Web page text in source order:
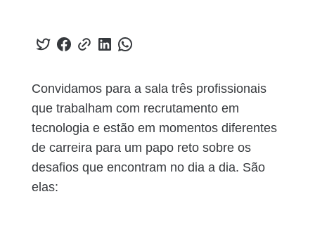
Convidamos para a sala três profissionais
que trabalham com recrutamento em
tecnologia e estão em momentos diferentes
de carreira para um papo reto sobre os
desafios que encontram no dia a dia. São
elas: